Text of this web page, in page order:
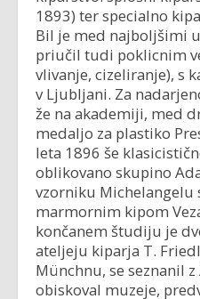
1893) ter specialno
Bil je med najboljšimi
priučil tudi poklicnim
vlivanje, cizeliranje), s
v Ljubljani. Za
že na akademiji, med
medaljo za plastiko
leta 1896 še
oblikovano skupino
vzorniku Michelangelu
marmornim kipom
končanem študiju je
ateljeju kiparja T.
Münchnu, se seznanil
obiskoval muzeje,